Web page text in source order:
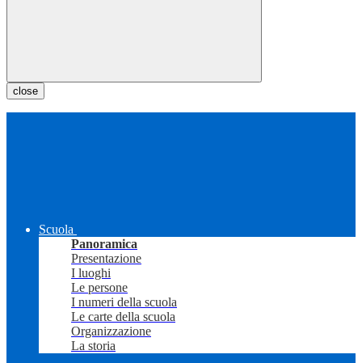
close
Scuola
Panoramica
Presentazione
I luoghi
Le persone
I numeri della scuola
Le carte della scuola
Organizzazione
La storia